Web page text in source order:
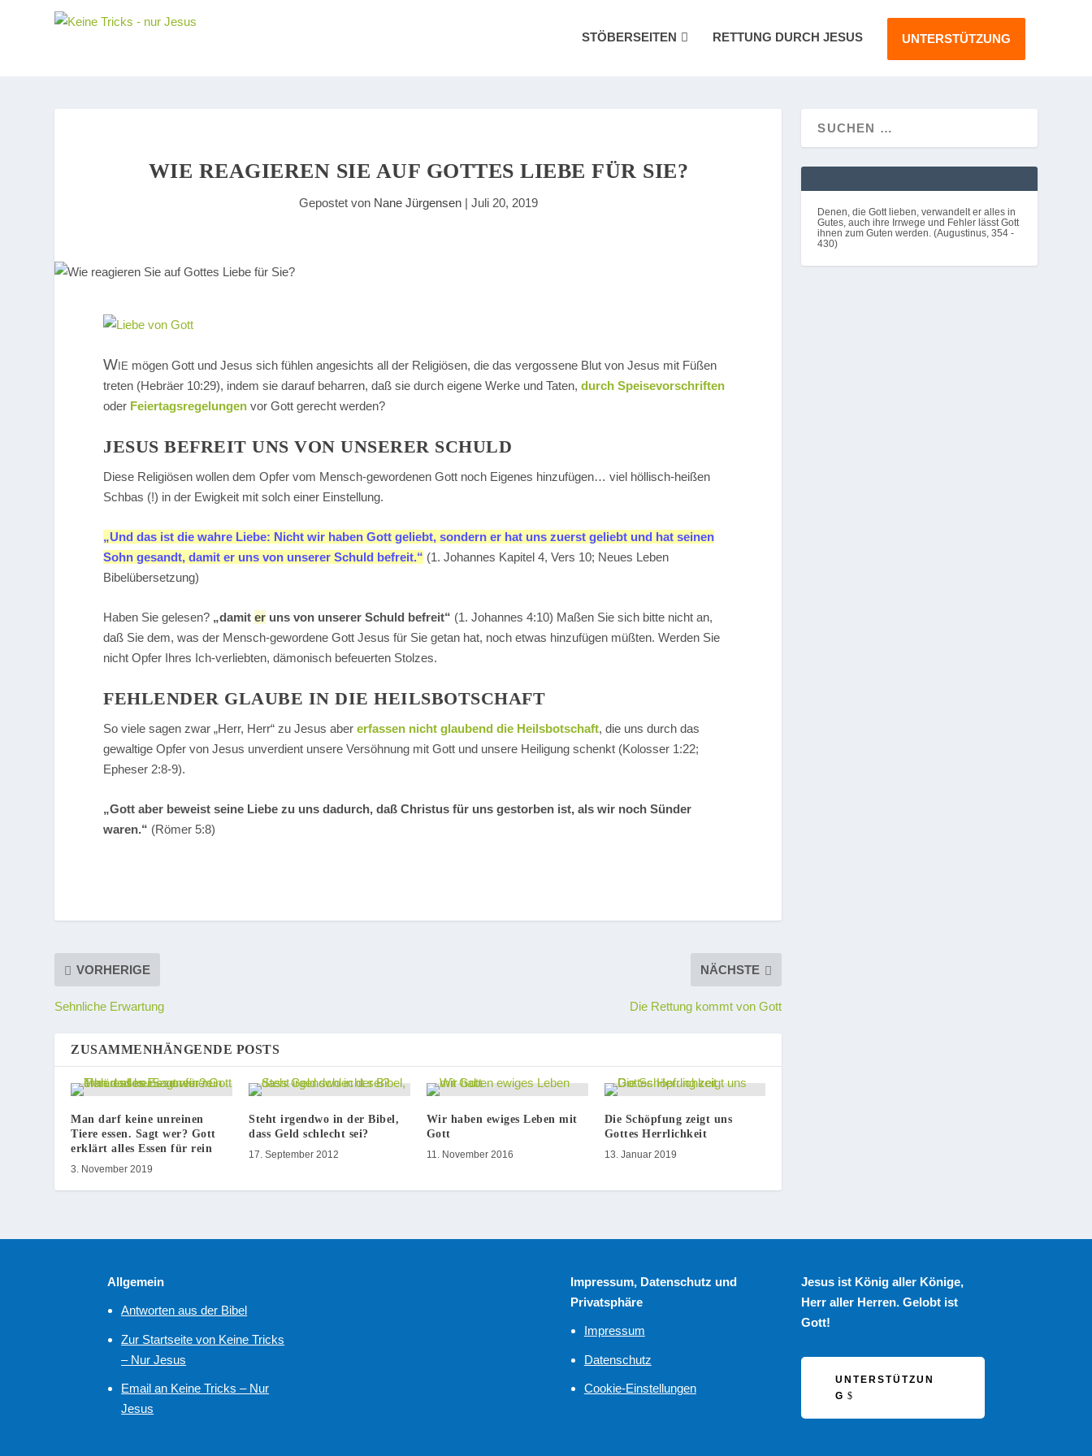
STÖBERSEITEN RETTUNG DURCH JESUS UNTERSTÜTZUNG
WIE REAGIEREN SIE AUF GOTTES LIEBE FÜR SIE?
Gepostet von Nane Jürgensen| Juli 20, 2019
Wie mögen Gott und Jesus sich fühlen angesichts all der Religiösen, die das vergossene Blut von Jesus mit Füßen
treten (Hebräer 10:29), indem sie darauf beharren, daß sie durch eigene Werke und Taten,durch Speisevorschriften
oder Feiertagsregelungen vor Gott gerecht werden?
JESUS BEFREIT UNS VON UNSERER SCHULD
Diese Religiösen wollen dem Opfer vom Mensch-gewordenen Gott noch Eigenes hinzufügen… viel höllisch-heißen
Schbas (!) in der Ewigkeit mit solch einer Einstellung.
„Und das ist die wahre Liebe: Nicht wir haben Gott geliebt, sondern er hat uns zuerst geliebt und hat seinen
Sohn gesandt, damit er uns von unserer Schuld befreit.“ (1. Johannes Kapitel 4, Vers 10; Neues Leben
Bibelübersetzung)
Haben Sie gelesen? „damiter uns von unserer Schuld befreit“ (1. Johannes 4:10) Maßen Sie sich bitte nicht an,
daß Sie dem, was der Mensch-gewordene Gott Jesus für Sie getan hat, noch etwas hinzufügen müßten. Werden Sie
nicht Opfer Ihres Ich-verliebten, dämonisch befeuerten Stolzes.
FEHLENDER GLAUBE IN DIE HEILSBOTSCHAFT
So viele sagen zwar „Herr, Herr“ zu Jesus abererfassen nicht glaubend die Heilsbotschaft, die uns durch das
gewaltige Opfer von Jesus unverdient unsere Versöhnung mit Gott und unsere Heiligung schenkt (Kolosser 1:22;
Epheser 2:8-9).
„Gott aber beweist seine Liebe zu uns dadurch, daß Christus für uns gestorben ist, als wir noch Sünder
waren.“ (Römer 5:8)
VORHERIGE
Sehnliche Erwartung
NÄCHSTE
Die Rettung kommt von Gott
ZUSAMMENHÄNGENDE POSTS
Man darf keine unreinen
Tiere essen. Sagt wer? Gott
erklärt alles Essen für rein
3. November 2019
Steht irgendwo in der Bibel,
dass Geld schlecht sei?
17. September 2012
Wir haben ewiges Leben mit
Gott
11. November 2016
Die Schöpfung zeigt uns
Gottes Herrlichkeit
13. Januar 2019
Denen, die Gott lieben, verwandelt er alles in
Gutes, auch ihre Irrwege und Fehler lässt Gott
ihnen zum Guten werden. (Augustinus, 354 -
430)
Allgemein
Antworten aus der Bibel
Zur Startseite von Keine Tricks
– Nur Jesus
Email an Keine Tricks – Nur
Jesus
Impressum, Datenschutz und
Privatsphäre
Impressum
Datenschutz
Cookie-Einstellungen
Jesus ist König aller Könige,
Herr aller Herren. Gelobt ist
Gott!
UNTERSTÜTZUN
G